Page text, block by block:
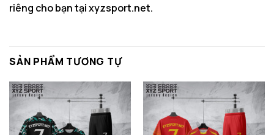
riêng cho bạn tạixyzsport.net.
SẢN PHẨM TƯƠNG TỰ